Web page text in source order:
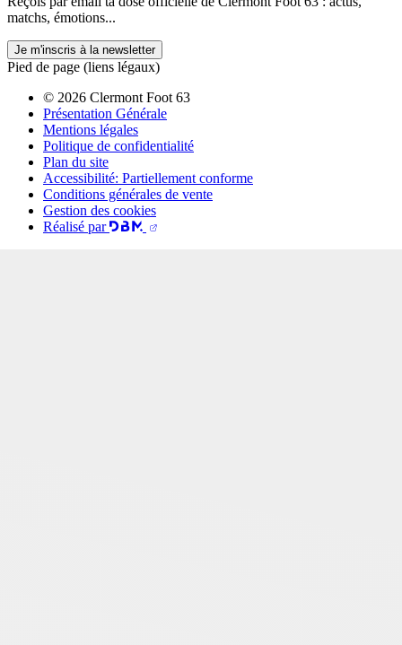
matchs, émotions...
Je m'inscris à la newsletter
Pied de page (liens légaux)
© 2026 Clermont Foot 63
Présentation Générale
Mentions légales
Politique de confidentialité
Plan du site
Accessibilité: Partiellement conforme
Conditions générales de vente
Gestion des cookies
Réalisé par